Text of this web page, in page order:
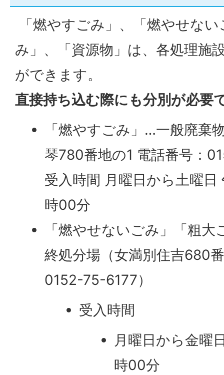
「燃やすごみ」、「燃やせな
み」、「資源物」は、各処理施
ができます。
直接持ち込む際にも分別が必要
「燃やすごみ」…一般廃棄
琴780番地の1 電話番号：
受入時間 月曜日から土曜
時00分
「燃やせないごみ」「粗
終処分場（女満別住吉680
0152-75-6177）
受入時間
月曜日から金曜
時00分